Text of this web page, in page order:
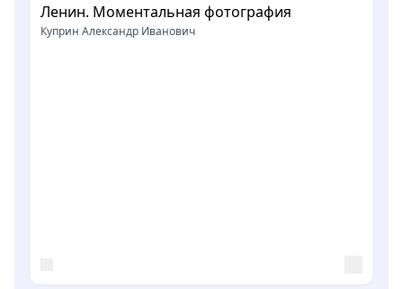
Ленин. Моментальная фотография
Куприн Александр Иванович